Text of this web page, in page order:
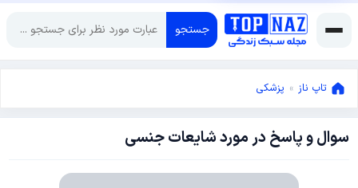
جستجو
تاپ ناز » پزشکی
سوال و پاسخ در مورد شایعات جنسی
سپتامبر
سپتامبر